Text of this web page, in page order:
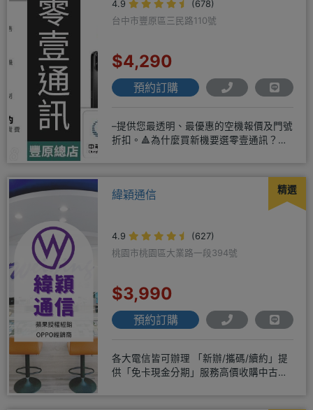
4.9
(678)
台中市豐原區三民路110號
$4,290
預約訂購
–提供您最透明、最優惠的空機報價及門號
折扣。🔺為什麼買新機要選零壹通訊？
精選
緯穎通信
4.9
(627)
桃園市桃園區大業路一段394號
$3,990
預約訂購
各大電信皆可辦理 「新辦/攜碼/續約」提
供「免卡現金分期」服務高價收購中古機